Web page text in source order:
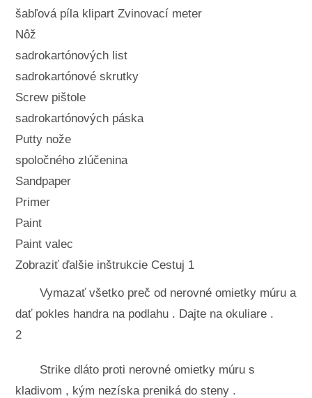
šabľová píla klipart Zvinovací meter
Nôž
sadrokartónových list
sadrokartónové skrutky
Screw pištole
sadrokartónových páska
Putty nože
spoločného zlúčenina
Sandpaper
Primer
Paint
Paint valec
Zobraziť ďalšie inštrukcie Cestuj 1
Vymazať všetko preč od nerovné omietky múru a
dať pokles handra na podlahu . Dajte na okuliare .
2
Strike dláto proti nerovné omietky múru s
kladivom , kým nezíska preniká do steny .